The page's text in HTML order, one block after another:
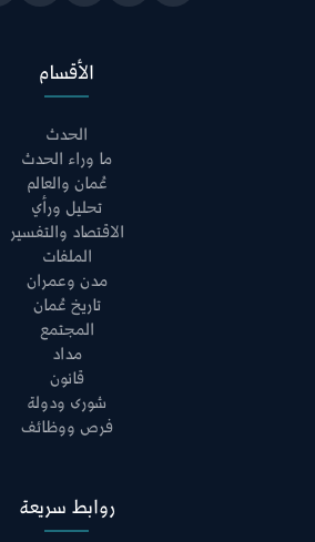
الأقسام
الحدث
ما وراء الحدث
عُمان والعالم
تحليل ورأي
الاقتصاد والتفسير
الملفات
مدن وعمران
تاريخ عُمان
المجتمع
مداد
قانون
شورى ودولة
فرص ووظائف
روابط سريعة